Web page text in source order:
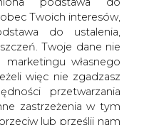
Twoich interesów,
do ustalenia,
Twoje dane nie
własnego
więc nie zgadzasz
przetwarzania
zastrzeżenia w tym
lub prześlij nam
w USA
poziomu 62
sprzyjały dane
ropy naftowej w USA,
aż 11,6 mln baryłek
wzrosnąć o solidne 5,8